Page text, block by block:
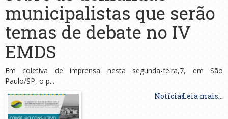
municipalistas que serão
temas de debate no IV
EMDS
Em coletiva de imprensa nesta segunda-feira,7, em São
Paulo/SP, o p...
NotíciasLeia mais...